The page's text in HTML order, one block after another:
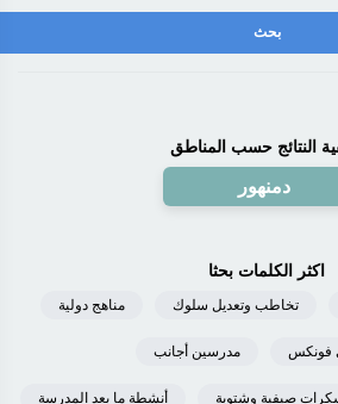
النتائج حسب المناطق
دمنهور
اكثر الكلمات بحثا
تخاطب وتعديل سلوك مناهج دولية
فونكس مدرسين أجانب
صيفية وشتوية أنشطة ما بعد المدرسة